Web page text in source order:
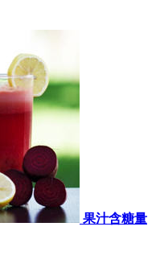
果汁含糖量